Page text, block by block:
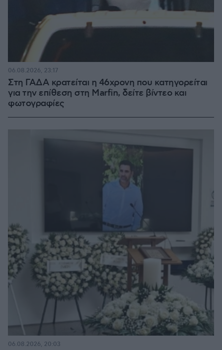
Στη ΓΑΔΑ κρατείται η 46χρονη που κατηγορείται
για την επίθεση στη Marfin, δείτε βίντεο και
φωτογραφίες
06.08.2026, 23:17
06.08.2026, 20:03